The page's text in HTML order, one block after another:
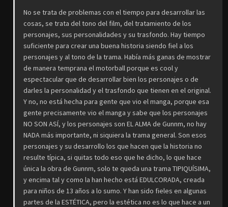
No se trata de problemas con el tiempo para desarrollar las
cosas, se trata del tono del film, del tratamiento de los
personajes, sus personalidades y su trasfondo. Hay tiempo
suficiente para crear una buena historia siendo fiel a los
personajes y al tono de la trama. Había más ganas de mostrar
de manera temprana el motorball porque es cool y
espectacular que de desarrollar bien los personajes o de
darles la personalidad y el trasfondo que tienen en el original.
Y no, no está hecha para gente que vio el manga, porque esa
gente precisamente vio el manga y sabe que los personajes
NO SON ASÍ, y los personajes son EL ALMA de Gunnm, no hay
NADA más importante, ni siquiera la trama general. Son esos
personajes y su desarrollo los que hacen que la historia no
resulte típica, si quitas todo eso que he dicho, lo que hace
única la obra de Gunnm, solo te queda una trama TIPIQUÍSIMA,
y encima tal y como la han hecho está EDULCORADA, creada
para niños de 13 años a lo sumo. Y han sido fieles en algunas
partes de la ESTÉTICA, pero la estética no es lo que hace a un